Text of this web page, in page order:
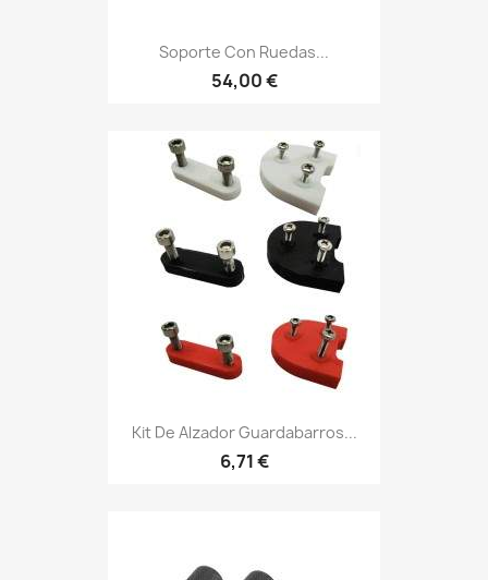
Soporte Con Ruedas...
54,00 €
Kit De Alzador Guardabarros...
6,71 €